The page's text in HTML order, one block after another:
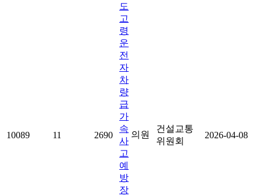
10089 11 2690
도
고
령
운
전
자
차
량
급
가
속
사
고
예
방
장
의원
건설교통
위원회
2026-04-08